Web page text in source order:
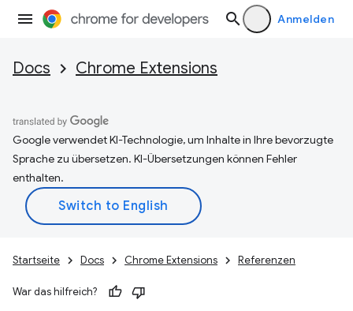
Anmelden
Docs Chrome Extensions
Google verwendet KI-Technologie, um Inhalte in Ihre bevorzugte
Sprache zu übersetzen. KI-Übersetzungen können Fehler
enthalten.
Startseite Docs Chrome Extensions Referenzen
War das hilfreich?